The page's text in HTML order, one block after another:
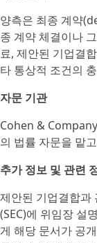
양측은 최종 계약
종 계약 체결이나
료, 제안된 기업결
타 통상적 조건의
자문 기관
Cohen &
의 법률 자문을 맡
추가 정보 및 관련
제안된 기업결합
(SEC)에 위임장
게 해당 문서가 공